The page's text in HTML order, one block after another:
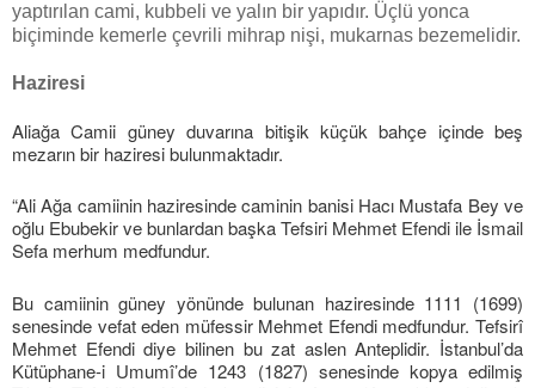
yaptırılan cami, kubbeli ve yalın bir yapıdır. Üçlü yonca
biçiminde kemerle çevrili mihrap nişi, mukarnas bezemelidir.
Haziresi
Aliağa Camii güney duvarına bitişik küçük bahçe içinde beş
mezarın bir haziresi bulunmaktadır.
“Ali Ağa camiinin haziresinde caminin banisi Hacı Mustafa Bey ve
oğlu Ebubekir ve bunlardan başka Tefsiri Mehmet Efendi ile İsmail
Sefa merhum medfundur.
Bu camiinin güney yönünde bulunan haziresinde 1111 (1699)
senesinde vefat eden müfessir Mehmet Efendi medfundur. Tefsirî
Mehmet Efendi diye bilinen bu zat aslen Anteplidir. İstanbul’da
Kütüphane-i Umumî’de 1243 (1827) senesinde kopya edilmiş